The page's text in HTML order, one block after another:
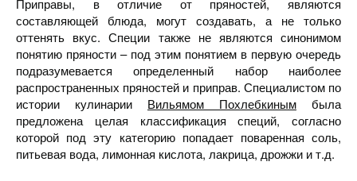
Приправы, в отличие от пряностей, являются
составляющей блюда, могут создавать, а не только
оттенять вкус. Специи также не являются синонимом
понятию пряности – под этим понятием в первую очередь
подразумевается определенный набор наиболее
распространенных пряностей и приправ. Специалистом по
истории кулинарии Вильямом Похлебкиным была
предложена целая классификация специй, согласно
которой под эту категорию попадает поваренная соль,
питьевая вода, лимонная кислота, лакрица, дрожжи и т.д.